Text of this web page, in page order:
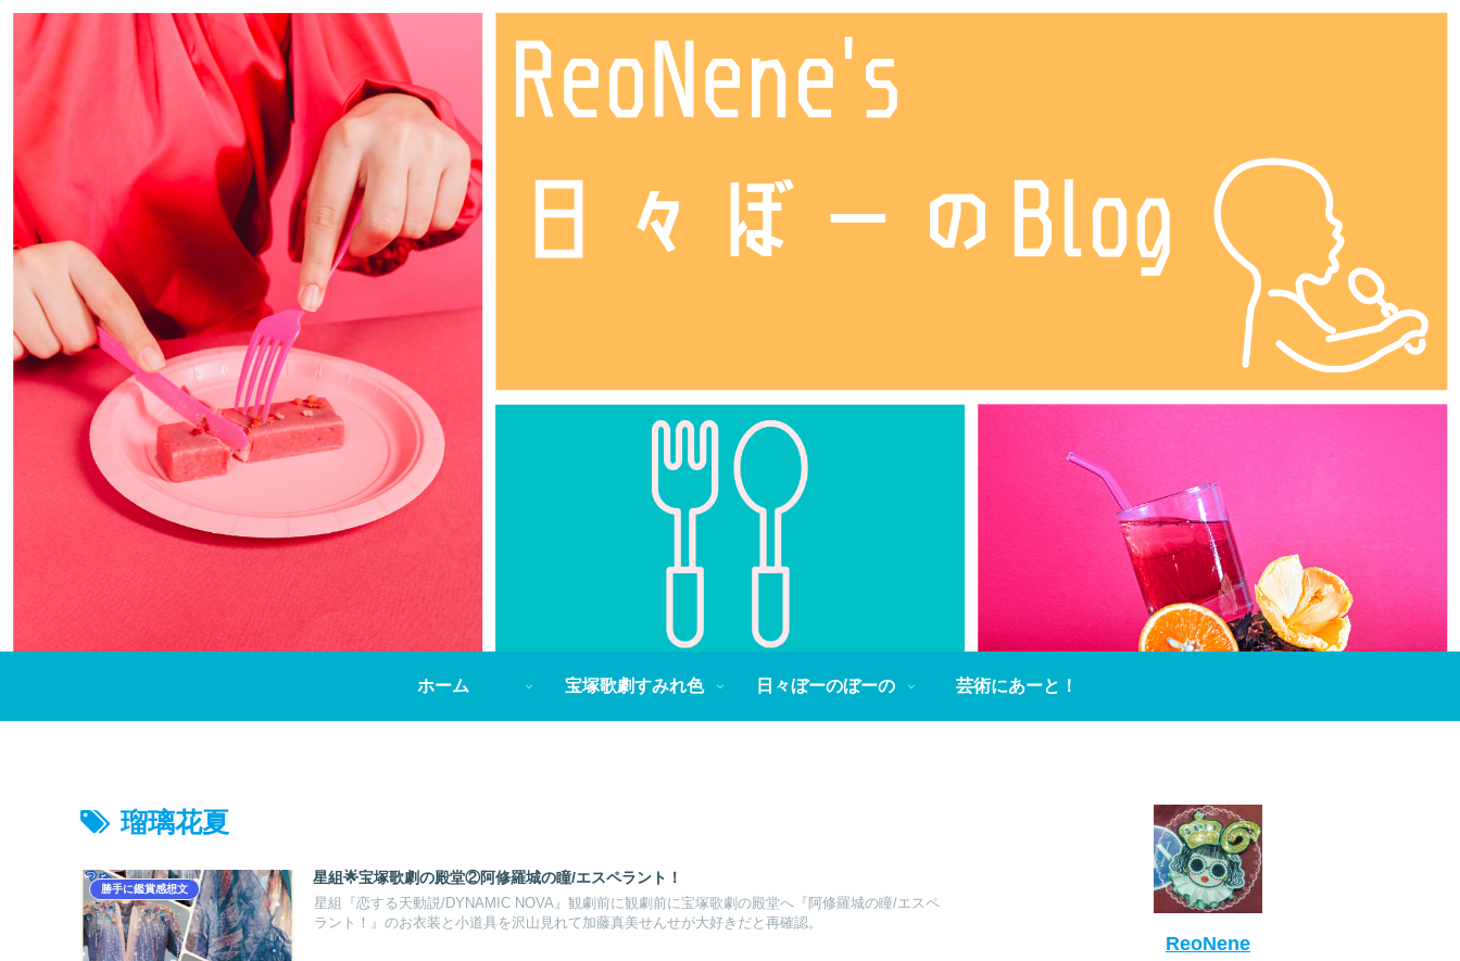
ホーム 宝塚歌劇すみれ色 日々ぼーのぼーの 芸術にあーと！
瑠璃花夏
勝手に鑑賞感想文
星組︎🌟宝塚歌劇の殿堂②阿修羅城の瞳/エスペラント！
星組『恋する天動説/DYNAMIC NOVA』観劇前に観劇前に宝塚歌劇の殿堂へ『阿修羅城の瞳/エスペ
ラント！』のお衣装と小道具を沢山見れて加藤真美せんせが大好きだと再確認。
ReoNene